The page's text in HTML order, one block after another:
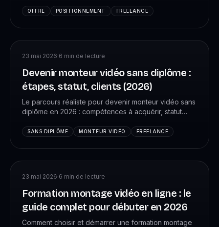
contrat type.
OFFRE POSITIONNEMENT FREELANCE
23 mai 2026·6 min de lecture
Devenir monteur vidéo sans diplôme :
étapes, statut, clients (2026)
Le parcours réaliste pour devenir monteur vidéo sans
diplôme en 2026 : compétences à acquérir, statut
combien gagner.
SANS DIPLÔME MONTEUR VIDÉO FREELANCE
23 mai 2026·6 min de lecture
Formation montage vidéo en ligne : le
guide complet pour débuter en 2026
Comment choisir et démarrer une formation montage